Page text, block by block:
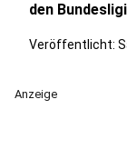
den
Veröffentlicht:
Anzeige